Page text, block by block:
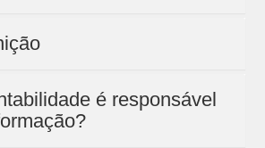
é responsável